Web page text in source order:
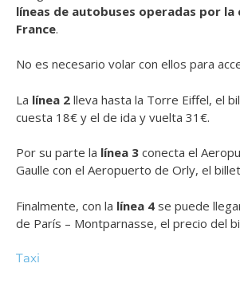
líneas de autobuses operadas por la
France.
No es necesario volar con ellos para
La línea 2 lleva hasta la Torre Eiffel, el
cuesta 18€ y el de ida y vuelta 31€.
Por su parte la línea 3 conecta el
Gaulle con el Aeropuerto de Orly, el
Finalmente, con la línea 4 se puede
de París – Montparnasse, el precio del
Taxi